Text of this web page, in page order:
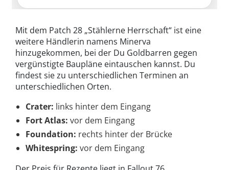
Mit dem Patch 28 „Stählerne Herrschaft“ ist eine
weitere Händlerin namens Minerva
hinzugekommen, bei der Du Goldbarren gegen
vergünstigte Baupläne eintauschen kannst. Du
findest sie zu unterschiedlichen Terminen an
unterschiedlichen Orten.
Crater: links hinter dem Eingang
Fort Atlas: vor dem Eingang
Foundation: rechts hinter der Brücke
Whitespring: vor dem Eingang